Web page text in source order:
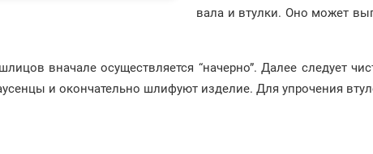
вала и втулки. Оно может
вначале осуществляется “начерно”. Далее следует
и окончательно шлифуют изделие. Для упрочения